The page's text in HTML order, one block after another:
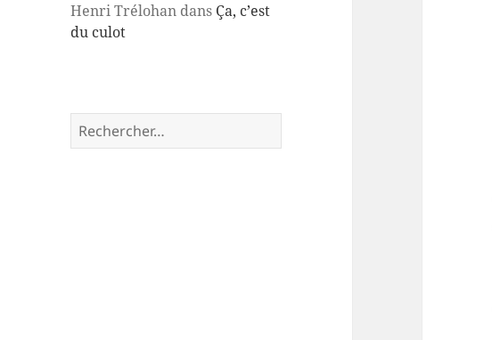
Henri Trélohan dans Ça, c’est
du culot
Rechercher :